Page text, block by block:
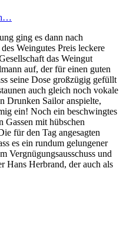
ging es dann nach
Weingutes Preis leckere
das Weingut
auf, der für einen guten
seine Dose großzügig gefüllt
auch gleich noch vokale
Drunken Sailor anspielte,
ein! Noch ein beschwingtes
Gassen mit hübschen
für den Tag angesagten
es ein rundum gelungener
Vergnügungsausschuss und
Hans Herbrand, der auch als